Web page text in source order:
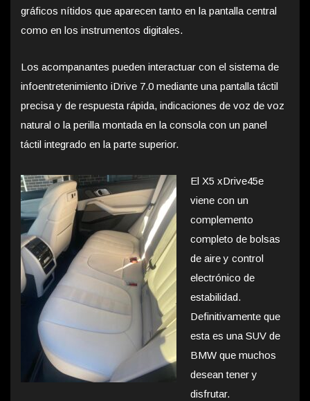
gráficos nítidos que aparecen tanto en la pantalla central
como en los instrumentos digitales.
Los acompanantes pueden interactuar con el sistema de
infoentretenimiento iDrive 7.0 mediante una pantalla táctil
precisa y de respuesta rápida, indicaciones de voz de voz
natural o la perilla montada en la consola con un panel
táctil integrado en la parte superior.
El X5 xDrive45e
viene con un
complemento
completo de bolsas
de aire y control
electrónico de
estabilidad.
Definitivamente que
esta es una SUV de
BMW que muchos
desean tener y
disfrutar.